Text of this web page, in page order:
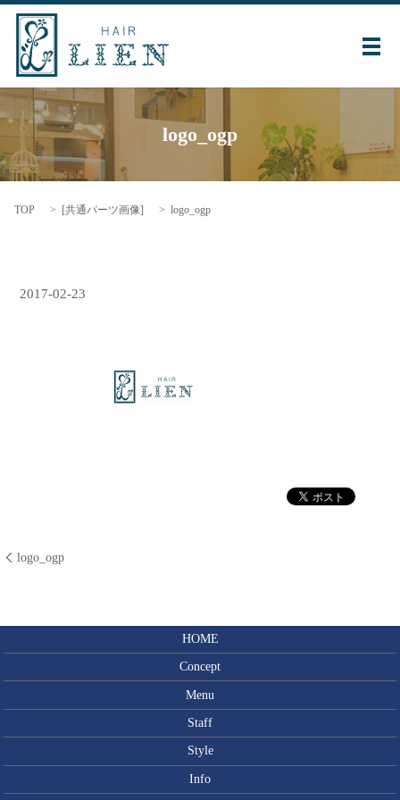
メ
logo_ogp
TOP [共通パーツ画像] logo_ogp
2017-02-23
logo_ogp
HOME
Concept
Menu
Staff
Style
Info